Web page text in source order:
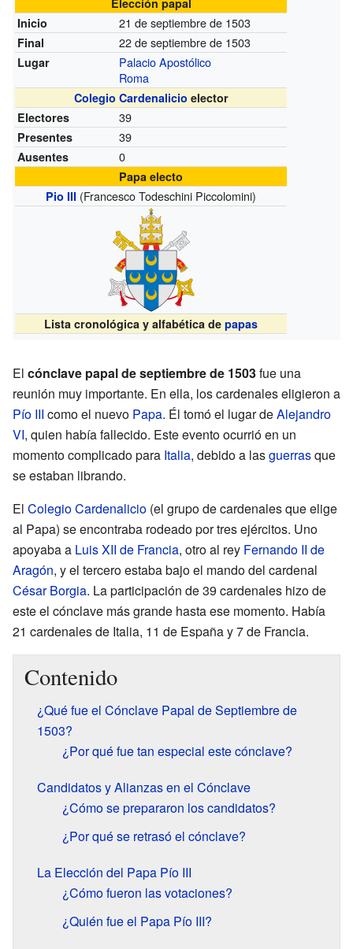
Inicio
21 de septiembre de 1503
Final 22 de septiembre de 1503
Lugar
Palacio Apostólico
Roma
Colegio Cardenalicioelector
Electores
39
Presentes 39
Ausentes 0
Papa electo
Pio III (Francesco Todeschini Piccolomini)
Lista cronológica y alfabética depapas
El cónclave papal de septiembre de 1503fue una
reunión muy importante. En ella, los cardenales eligieron a
Pío III como el nuevo Papa. Él tomó el lugar deAlejandro
VI, quien había fallecido. Este evento ocurrió en un
momento complicado para Italia, debido a lasguerrasque
se estaban librando.
El Colegio Cardenalicio (el grupo de cardenales que elige
al Papa) se encontraba rodeado por tres ejércitos. Uno
apoyaba a Luis XII de Francia, otro al rey Fernando II de
Aragón, y el tercero estaba bajo el mando del cardenal
César Borgia. La participación de 39 cardenales hizo de
este el cónclave más grande hasta ese momento. Había
21 cardenales de Italia, 11 de España y 7 de Francia.
Contenido
¿Qué fue el Cónclave Papal de Septiembre de
1503?
¿Por qué fue tan especial este cónclave?
Candidatos y Alianzas en el Cónclave
¿Cómo se prepararon los candidatos?
¿Por qué se retrasó el cónclave?
La Elección del Papa Pío III
¿Cómo fueron las votaciones?
¿Quién fue el Papa Pío III?